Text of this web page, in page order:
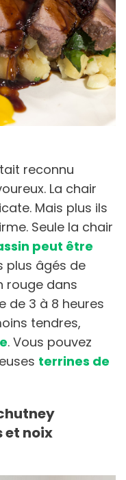
reconnu
La chair
Mais plus ils
Seule la chair
peut être
plus âgés de
rouge dans
de 3 à 8 heures
tendres,
. Vous pouvez
terrines de
noix